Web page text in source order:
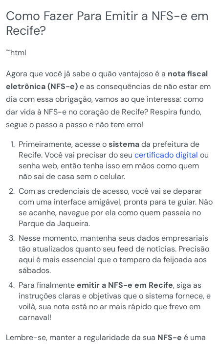
Como Fazer Para Emitir a NFS-e em
Recife?
```html
Agora que você já sabe o quão vantajoso é a nota fiscal
eletrônica (NFS-e)e as consequências de não estar em
dia com essa obrigação, vamos ao que interessa: como
dar vida à NFS-e no coração de Recife? Respira fundo,
segue o passo a passo e não tem erro!
Primeiramente, acesse osistemada prefeitura de
Recife. Você vai precisar do seu certificado digital ou
senha web, então tenha isso em mãos como quem
não sai de casa sem o celular.
Com as credenciais de acesso, você vai se deparar
com uma interface amigável, pronta para te guiar. Não
se acanhe, navegue por ela como quem passeia no
Parque da Jaqueira.
Nesse momento, mantenha seus dados empresariais
tão atualizados quanto seu feed de notícias. Precisão
aqui é mais essencial que o tempero da feijoada aos
sábados.
Para finalmenteemitir a NFS-e em Recife, siga as
instruções claras e objetivas que o sistema fornece, e
voilà, sua nota está no ar mais rápido que frevo em
carnaval!
Lembre-se, manter a regularidade da sua NFS-e é uma